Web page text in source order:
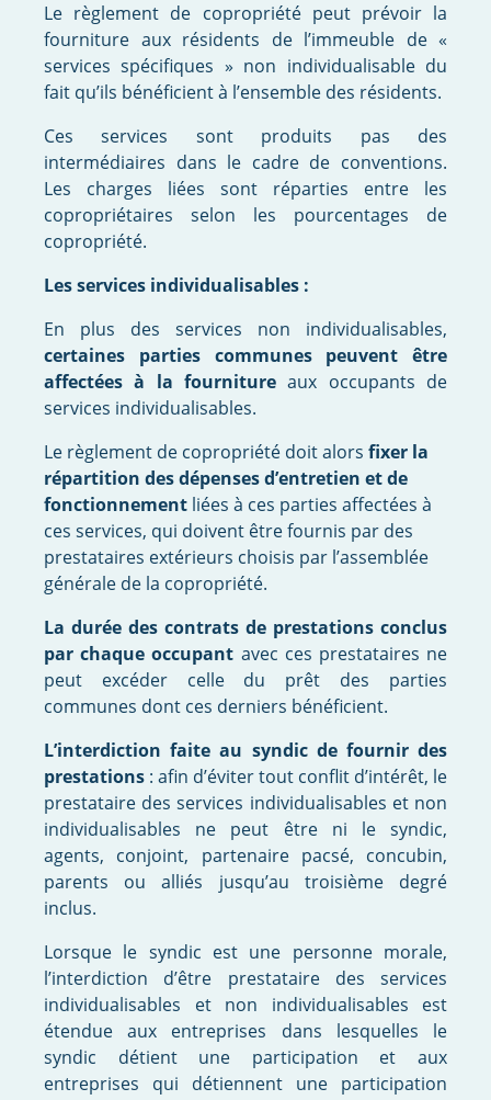
Le règlement de copropriété peut prévoir la
fourniture aux résidents de l’immeuble de «
services spécifiques » non individualisable du
fait qu’ils bénéficient à l’ensemble des résidents.
Ces services sont produits pas des
intermédiaires dans le cadre de conventions.
Les charges liées sont réparties entre les
copropriétaires selon les pourcentages de
copropriété.
Les services individualisables :
En plus des services non individualisables,
certaines parties communes peuvent être
affectées à la fourniture aux occupants de
services individualisables.
Le règlement de copropriété doit alors fixer la
répartition des dépenses d’entretien et de
fonctionnement liées à ces parties affectées à
ces services, qui doivent être fournis par des
prestataires extérieurs choisis par l’assemblée
générale de la copropriété.
La durée des contrats de prestations conclus
par chaque occupant avec ces prestataires ne
peut excéder celle du prêt des parties
communes dont ces derniers bénéficient.
L’interdiction faite au syndic de fournir des
prestations : afin d’éviter tout conflit d’intérêt, le
prestataire des services individualisables et non
individualisables ne peut être ni le syndic,
agents, conjoint, partenaire pacsé, concubin,
parents ou alliés jusqu’au troisième degré
inclus.
Lorsque le syndic est une personne morale,
l’interdiction d’être prestataire des services
individualisables et non individualisables est
étendue aux entreprises dans lesquelles le
syndic détient une participation et aux
entreprises qui détiennent une participation